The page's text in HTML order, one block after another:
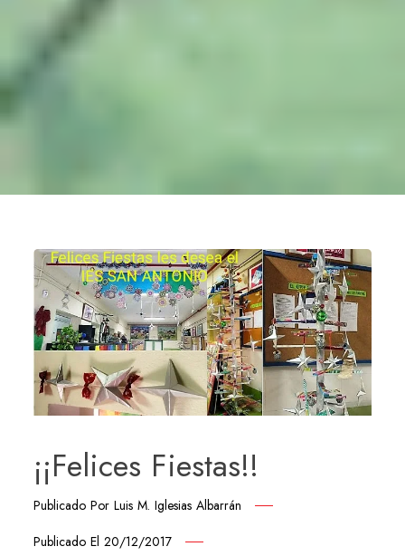
¡¡Felices Fiestas!!
Publicado PorLuis M. Iglesias Albarrán
Publicado El20/12/2017